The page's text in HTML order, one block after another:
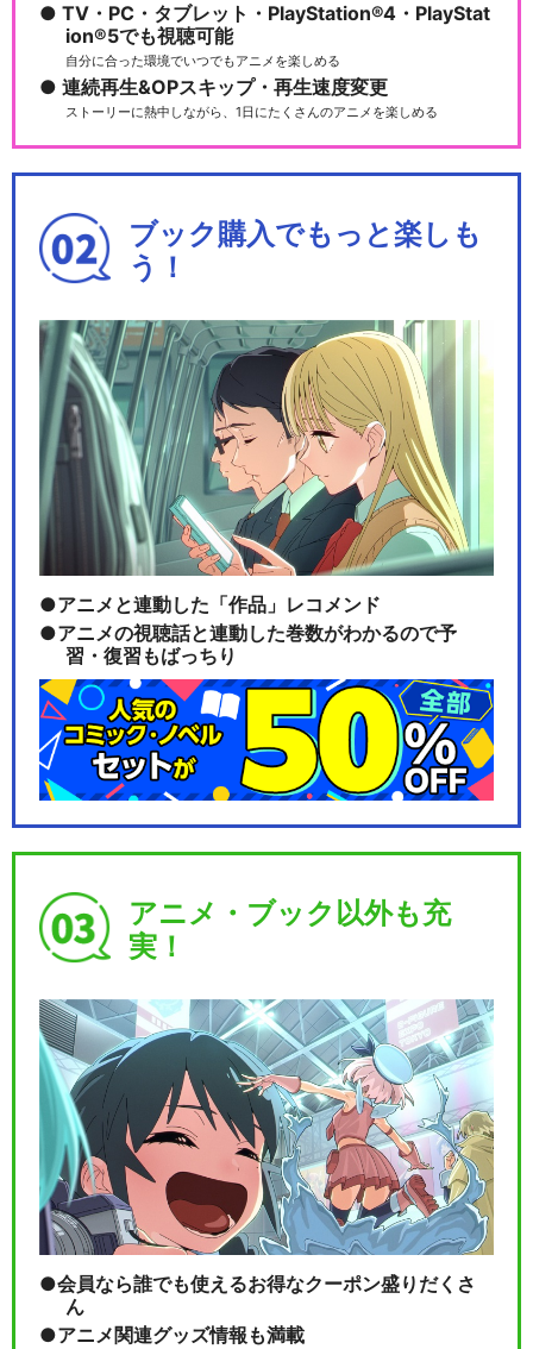
TV・PC・タブレット・PlayStation®4・PlayStat
ion®5でも視聴可能
自分に合った環境でいつでもアニメを楽しめる
連続再生&OPスキップ・再生速度変更
ストーリーに熱中しながら、1日にたくさんのアニメを楽しめる
ブック購入でもっと楽しも
う！
アニメと連動した「作品」レコメンド
アニメの視聴話と連動した巻数がわかるので予
習・復習もばっちり
アニメ・ブック以外も充
実！
会員なら誰でも使えるお得なクーポン盛りだくさ
ん
アニメ関連グッズ情報も満載